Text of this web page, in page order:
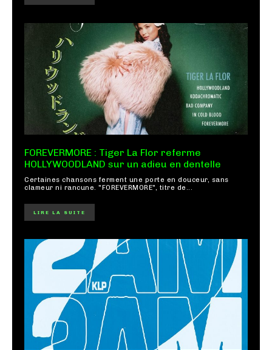
FOREVERMORE : Tiger La Flor referme
HOLLYWOODLAND sur un adieu en dentelle
Certaines chansons ferment une porte en douceur, sans
clameur ni rancune. "FOREVERMORE", titre de...
LIRE LA SUITE